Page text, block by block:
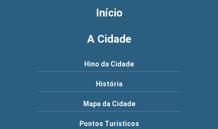
Início
A Cidade
Hino da Cidade
História
Mapa da Cidade
Pontos Turísticos